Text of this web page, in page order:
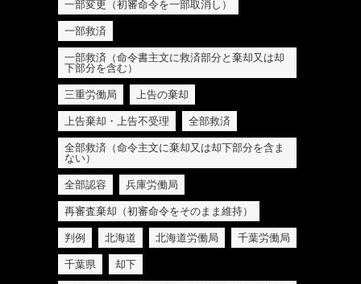
一部変更（初審命令を一部取消し）
一部救済
一部救済（命令書主文に救済部分と棄却又は却
下部分を含む）
三重労働局 上告の棄却
上告棄却・上告不受理 全部救済
全部救済（命令主文に棄却又は却下部分を含ま
ない）
全部認容 兵庫労働局
再審査棄却（初審命令をそのまま維持）
判例 北海道 北海道労働局 千葉労働局
千葉県 却下